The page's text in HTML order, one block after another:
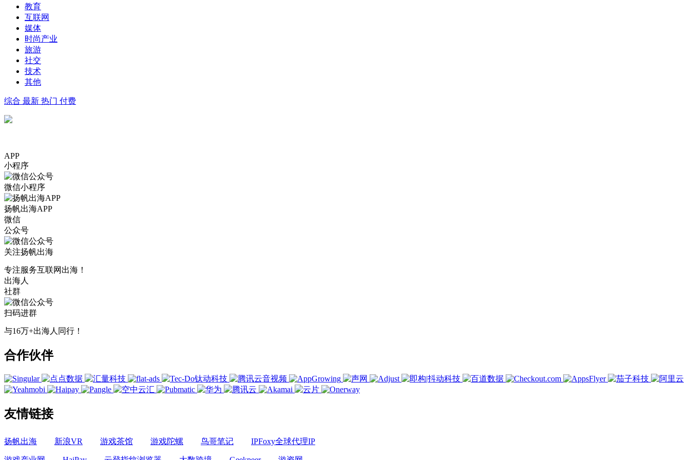
教育
互联网
媒体
时尚产业
旅游
社交
技术
其他
综合 最新 热门 付费
APP
小程序
微信小程序
扬帆出海APP
微信
公众号
关注扬帆出海
专注服务互联网出海！
出海人
社群
扫码进群
与16万+出海人同行！
合作伙伴
友情链接
扬帆出海 新浪VR 游戏茶馆 游戏陀螺 鸟哥笔记 IPFoxy全球代理IP